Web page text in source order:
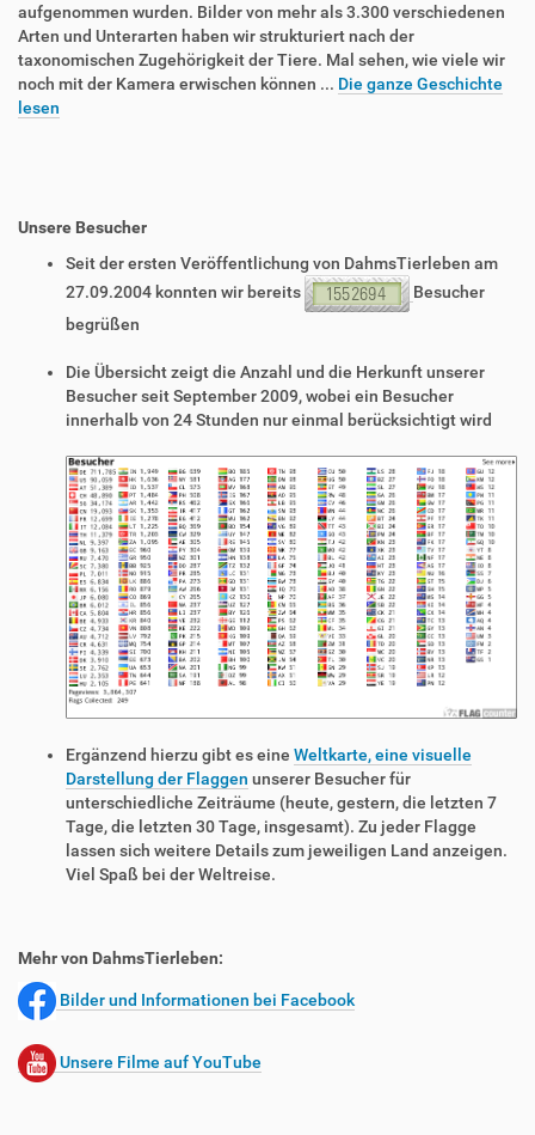
aufgenommen wurden. Bilder von mehr als 3.300 verschiedenen
Arten und Unterarten haben wir strukturiert nach der
taxonomischen Zugehörigkeit der Tiere. Mal sehen, wie viele wir
noch mit der Kamera erwischen können ... Die ganze Geschichte
lesen
Unsere Besucher
Seit der ersten Veröffentlichung von DahmsTierleben am
27.09.2004 konnten wir bereits
Besucher
begrüßen
Die Übersicht zeigt die Anzahl und die Herkunft unserer
Besucher seit September 2009, wobei ein Besucher
innerhalb von 24 Stunden nur einmal berücksichtigt wird
Ergänzend hierzu gibt es eine Weltkarte, eine visuelle
Darstellung der Flaggen unserer Besucher für
unterschiedliche Zeiträume (heute, gestern, die letzten 7
Tage, die letzten 30 Tage, insgesamt). Zu jeder Flagge
lassen sich weitere Details zum jeweiligen Land anzeigen.
Viel Spaß bei der Weltreise.
Mehr von DahmsTierleben:
Bilder und Informationen bei Facebook
Unsere Filme auf YouTube